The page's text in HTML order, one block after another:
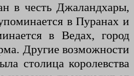
в честь Джаландхары,
в Пуранах и
в Ведах, город
Другие возможности
столица королевства